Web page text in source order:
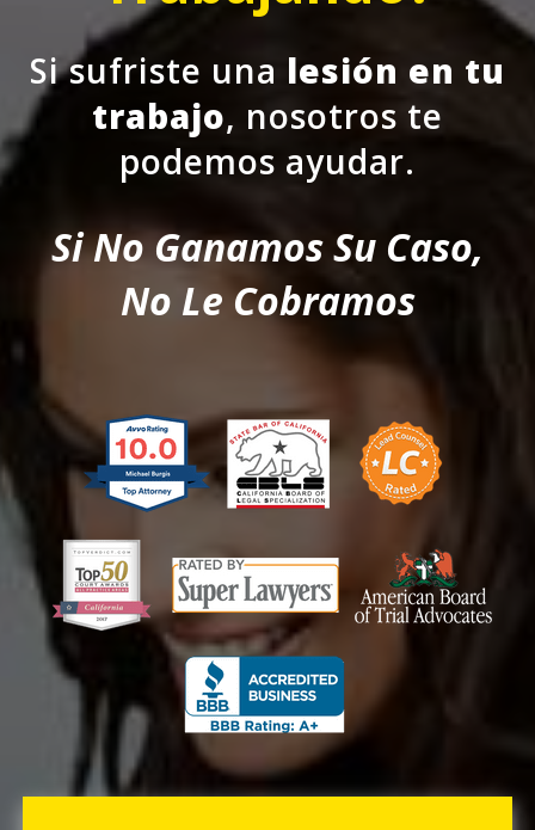
Si sufriste una lesión en tu
trabajo, nosotros te
podemos ayudar.
Si No Ganamos Su Caso,
No Le Cobramos